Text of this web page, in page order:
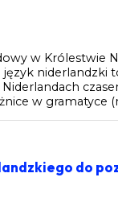
w Królestwie
w gramatyce
do